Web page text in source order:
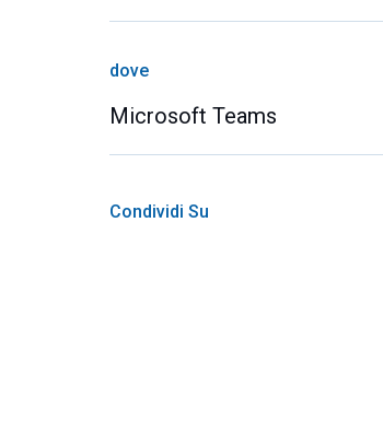
dove
Microsoft Teams
Condividi Su